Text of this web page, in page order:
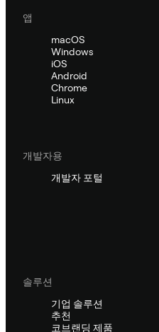
앱
macOS
Windows
iOS
Android
Chrome
Linux
개발자용
개발자 포털
솔루션
기업 솔루션
추천
코브랜딩 제품